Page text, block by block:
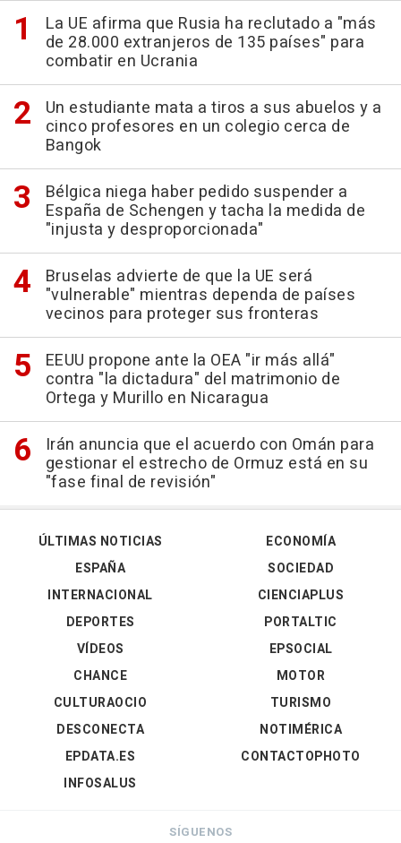
La UE afirma que Rusia ha reclutado a "más
de 28.000 extranjeros de 135 países" para
combatir en Ucrania
Un estudiante mata a tiros a sus abuelos y a
cinco profesores en un colegio cerca de
Bangok
Bélgica niega haber pedido suspender a
España de Schengen y tacha la medida de
"injusta y desproporcionada"
Bruselas advierte de que la UE será
"vulnerable" mientras dependa de países
vecinos para proteger sus fronteras
EEUU propone ante la OEA "ir más allá"
contra "la dictadura" del matrimonio de
Ortega y Murillo en Nicaragua
Irán anuncia que el acuerdo con Omán para
gestionar el estrecho de Ormuz está en su
"fase final de revisión"
ÚLTIMAS NOTICIAS
ESPAÑA
INTERNACIONAL
DEPORTES
VÍDEOS
ECONOMÍA
SOCIEDAD
CIENCIAPLUS
PORTALTIC
EPSOCIAL
CHANCE
CULTURAOCIO
DESCONECTA
EPDATA.ES
INFOSALUS
MOTOR
TURISMO
NOTIMÉRICA
CONTACTOPHOTO
SÍGUENOS